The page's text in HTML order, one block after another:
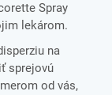
Spray
lekárom.
na
sprejovú
od vás,